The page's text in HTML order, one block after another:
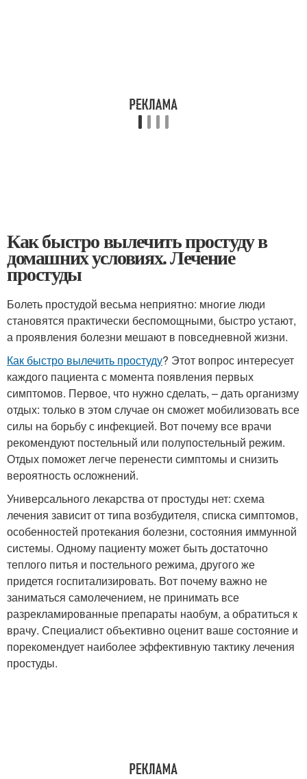
Как быстро вылечить простуду в
домашних условиях. Лечение
простуды
Болеть простудой весьма неприятно: многие люди
становятся практически беспомощными, быстро устают,
а проявления болезни мешают в повседневной жизни.
Как быстро вылечить простуду? Этот вопрос интересует
каждого пациента с момента появления первых
симптомов. Первое, что нужно сделать, – дать организму
отдых: только в этом случае он сможет мобилизовать все
силы на борьбу с инфекцией. Вот почему все врачи
рекомендуют постельный или полупостельный режим.
Отдых поможет легче перенести симптомы и снизить
вероятность осложнений.
Универсального лекарства от простуды нет: схема
лечения зависит от типа возбудителя, списка симптомов,
особенностей протекания болезни, состояния иммунной
системы. Одному пациенту может быть достаточно
теплого питья и постельного режима, другого же
придется госпитализировать. Вот почему важно не
заниматься самолечением, не принимать все
разрекламированные препараты наобум, а обратиться к
врачу. Специалист объективно оценит ваше состояние и
порекомендует наиболее эффективную тактику лечения
простуды.